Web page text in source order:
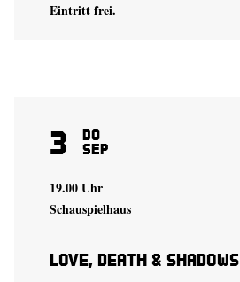
Eintritt frei.
3 Do
Sep
19.00 Uhr
Schauspielhaus
Love, Death & Shadows